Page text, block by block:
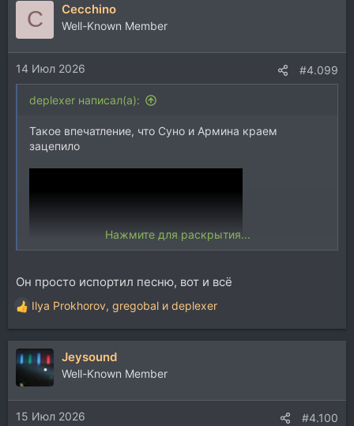
C Cecchino
Well-Known Member
14 Июл 2026 #4.099
deplexer написал(а):
Такое впечатление, что Суно и Армина краем
зацепило
некоторые моменты ну очень характЕрные )
PS Про общее качество ремикса тактично умолчу.
Хотя в камментах все писают восторгом, что
ожидаемо )
Нажмите для раскрытия...
Он просто испортил песню, вот и всё
Р
е
а
к
ц
и
и
:
Ilya Prokhorov, gregobal и deplexer
Jeysound
Well-Known Member
15 Июл 2026 #4.100